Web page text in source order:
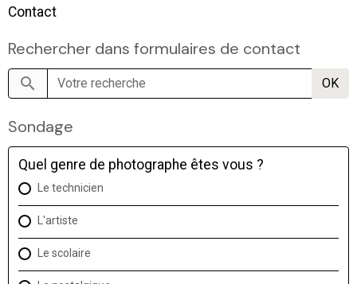
Contact
Rechercher dans formulaires de contact
OK
Sondage
Quel genre de photographe êtes vous ?
Le technicien
L'artiste
Le scolaire